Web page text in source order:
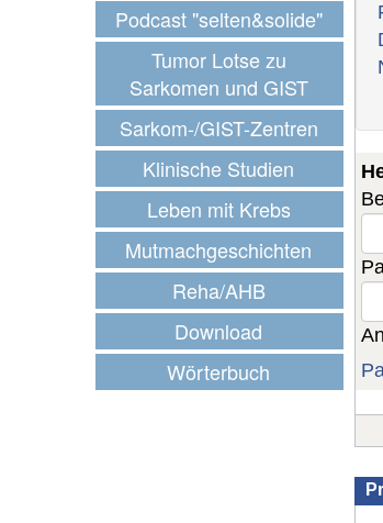
Podcast "selten&solide"
Tumor Lotse zu
Sarkomen und GIST
Sarkom-/GIST-Zentren
Klinische Studien
Leben mit Krebs
Mutmachgeschichten
Reha/AHB
Download
Wörterbuch